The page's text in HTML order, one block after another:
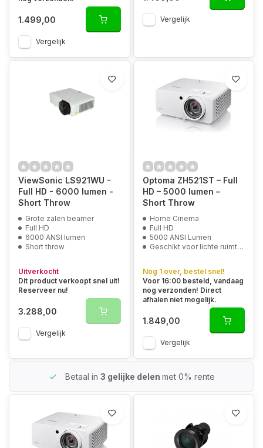
1.499,00
Vergelijk
Vergelijk
ViewSonic LS921WU -
Full HD - 6000 lumen -
Short Throw
Grote zalen beamer
Full HD
6000 ANSI lumen
Short throw
Uitverkocht
Dit product verkoopt snel uit!
Reserveer nu!
3.288,00
Vergelijk
Optoma ZH521ST – Full
HD – 5000 lumen –
Short Throw
Home Cinema
Full HD
5000 ANSI Lumen
Geschikt voor lichte ruimtes
Nog 1 over, bestel snel!
Voor 16:00 besteld, vandaag
nog verzonden! Direct
afhalen niet mogelijk.
1.849,00
Vergelijk
Betaal in 3 gelijke delen met 0% rente